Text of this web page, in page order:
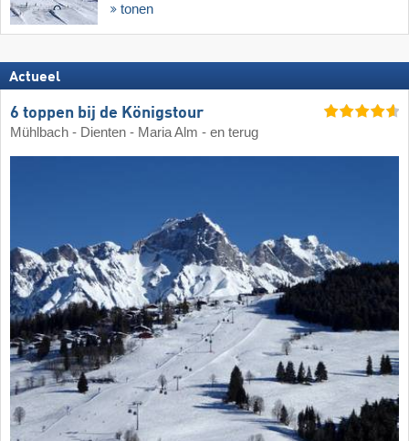
tonen
Actueel
6 toppen bij de Königstour
Mühlbach - Dienten - Maria Alm - en terug